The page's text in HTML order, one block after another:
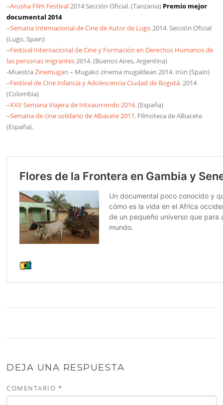
–Arusha Film Festival2014 Sección Oficial. (Tanzania) Premio mejor
documental 2014
–Semana Internacional de Cine de Autor de Lugo 2014. Sección Oficial
(Lugo, Spain)
–Festival Internacional de Cine y Formación en Derechos Humanos de
las personas migrantes2014. (Buenos Aires, Argentina)
-MuestraZinemugan – Mugako zinema mugaldean 2014. Irún (Spain)
–Festival de Cine Infancia y Adolescencia Ciudad de Bogotá. 2014
(Colombia)
–XXII Semana Viajera de Intxaurrondo 2016. (España)
–Semana de cine solidario de Albacete 2017. Filmoteca de Albacete
(España).
DEJA UNA RESPUESTA
COMENTARIO *